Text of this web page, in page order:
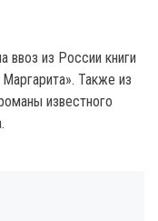
ввоз из России книги
Также из
известного